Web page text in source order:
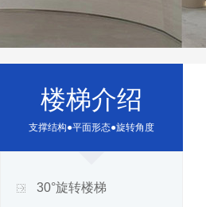
楼梯介绍
支撑结构●平面形态●旋转角度
30°旋转楼梯